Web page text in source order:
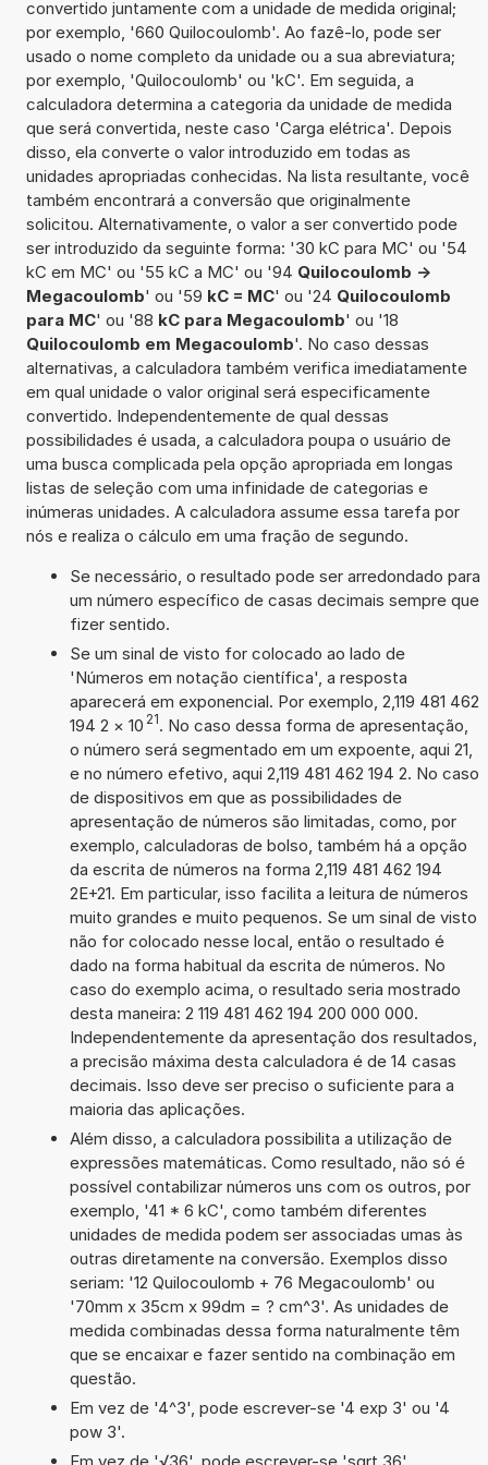
convertido juntamente com a unidade de medida original;
por exemplo, '660 Quilocoulomb'. Ao fazê-lo, pode ser
usado o nome completo da unidade ou a sua abreviatura;
por exemplo, 'Quilocoulomb' ou 'kC'. Em seguida, a
calculadora determina a categoria da unidade de medida
que será convertida, neste caso 'Carga elétrica'. Depois
disso, ela converte o valor introduzido em todas as
unidades apropriadas conhecidas. Na lista resultante, você
também encontrará a conversão que originalmente
solicitou. Alternativamente, o valor a ser convertido pode
ser introduzido da seguinte forma: '30 kC para MC' ou '54
kC em MC' ou '55 kC a MC' ou '94 Quilocoulomb ->
Megacoulomb' ou '59 kC = MC' ou '24 Quilocoulomb
para MC' ou '88 kC para Megacoulomb' ou '18
Quilocoulomb em Megacoulomb'. No caso dessas
alternativas, a calculadora também verifica imediatamente
em qual unidade o valor original será especificamente
convertido. Independentemente de qual dessas
possibilidades é usada, a calculadora poupa o usuário de
uma busca complicada pela opção apropriada em longas
listas de seleção com uma infinidade de categorias e
inúmeras unidades. A calculadora assume essa tarefa por
nós e realiza o cálculo em uma fração de segundo.
Se necessário, o resultado pode ser arredondado para
um número específico de casas decimais sempre que
fizer sentido.
Se um sinal de visto for colocado ao lado de
'Números em notação científica', a resposta
aparecerá em exponencial. Por exemplo, 2,119 481 462
194 2 × 10 21. No caso dessa forma de apresentação,
o número será segmentado em um expoente, aqui 21,
e no número efetivo, aqui 2,119 481 462 194 2. No caso
de dispositivos em que as possibilidades de
apresentação de números são limitadas, como, por
exemplo, calculadoras de bolso, também há a opção
da escrita de números na forma 2,119 481 462 194
2E+21. Em particular, isso facilita a leitura de números
muito grandes e muito pequenos. Se um sinal de visto
não for colocado nesse local, então o resultado é
dado na forma habitual da escrita de números. No
caso do exemplo acima, o resultado seria mostrado
desta maneira: 2 119 481 462 194 200 000 000.
Independentemente da apresentação dos resultados,
a precisão máxima desta calculadora é de 14 casas
decimais. Isso deve ser preciso o suficiente para a
maioria das aplicações.
Além disso, a calculadora possibilita a utilização de
expressões matemáticas. Como resultado, não só é
possível contabilizar números uns com os outros, por
exemplo, '41 * 6 kC', como também diferentes
unidades de medida podem ser associadas umas às
outras diretamente na conversão. Exemplos disso
seriam: '12 Quilocoulomb + 76 Megacoulomb' ou
'70mm x 35cm x 99dm = ? cm^3'. As unidades de
medida combinadas dessa forma naturalmente têm
que se encaixar e fazer sentido na combinação em
questão.
Em vez de '4^3', pode escrever-se '4 exp 3' ou '4
pow 3'.
Em vez de '√36', pode escrever-se 'sqrt 36'.